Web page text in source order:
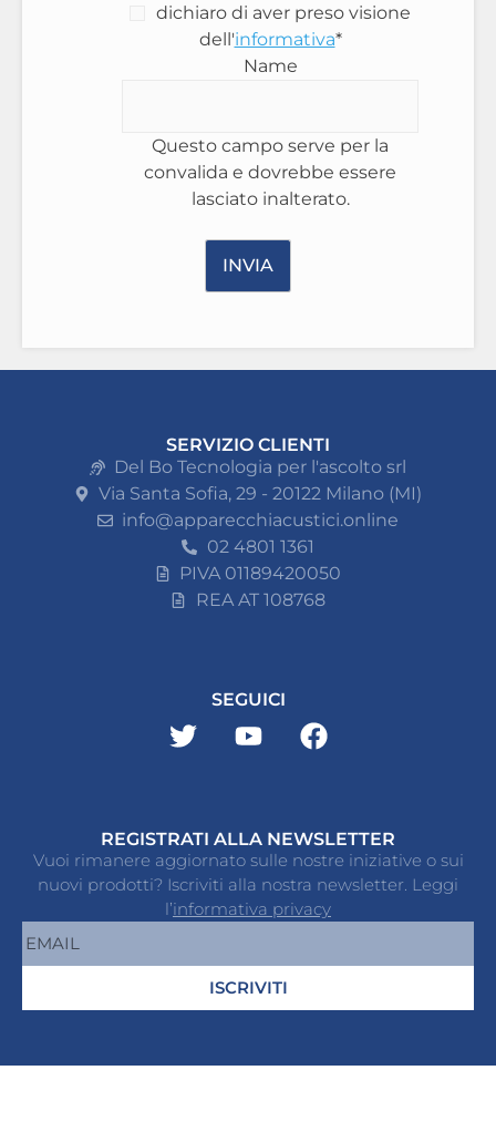
dichiaro di aver preso visione
dell'informativa*
Name
Questo campo serve per la
convalida e dovrebbe essere
lasciato inalterato.
SERVIZIO CLIENTI
Del Bo Tecnologia per l'ascolto srl
Via Santa Sofia, 29 - 20122 Milano (MI)
info@apparecchiacustici.online
02 4801 1361
PIVA 01189420050
REA AT 108768
SEGUICI
REGISTRATI ALLA NEWSLETTER
Vuoi rimanere aggiornato sulle nostre iniziative o sui
nuovi prodotti? Iscriviti alla nostra newsletter. Leggi
l’informativa privacy
ISCRIVITI